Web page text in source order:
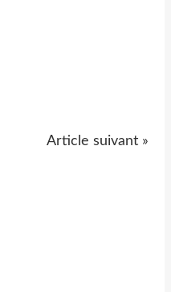
Article suivant »